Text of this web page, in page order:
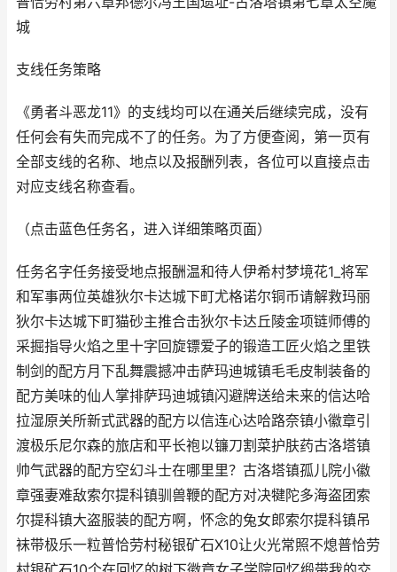
城
支线任务策略
《勇者斗恶龙11》的支线均可以在通关后继续完成，没有
任何会有失而完成不了的任务。为了方便查阅，第一页有
全部支线的名称、地点以及报酬列表，各位可以直接点击
对应支线名称查看。
（点击蓝色任务名，进入详细策略页面）
任务名字任务接受地点报酬温和待人伊希村梦境花1_将军
和军事两位英雄狄尔卡达城下町尤格诺尔铜币请解救玛丽
狄尔卡达城下町猫砂主推合击狄尔卡达丘陵金项链师傅的
采掘指导火焰之里十字回旋镖爱子的锻造工匠火焰之里铁
制剑的配方月下乱舞震撼冲击萨玛迪城镇毛毛皮制装备的
配方美味的仙人掌排萨玛迪城镇闪避牌送给未来的信达哈
拉湿原关所新式武器的配方以信连心达哈路奈镇小徽章引
渡极乐尼尔森的旅店和平长袍以镰刀割菜护肤药古洛塔镇
帅气武器的配方空幻斗士在哪里里？古洛塔镇孤儿院小徽
章强妻难敌索尔提科镇驯兽鞭的配方对决犍陀多海盗团索
尔提科镇大盗服装的配方啊，怀念的兔女郎索尔提科镇吊
袜带极乐一粒普恰劳村秘银矿石X10让火光常照不熄普恰劳